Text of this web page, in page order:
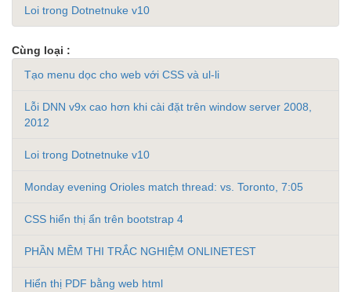
Loi trong Dotnetnuke v10
Cùng loại :
Tạo menu dọc cho web với CSS và ul-li
Lỗi DNN v9x cao hơn khi cài đặt trên window server 2008,
2012
Loi trong Dotnetnuke v10
Monday evening Orioles match thread: vs. Toronto, 7:05
CSS hiển thị ẩn trên bootstrap 4
PHẦN MỀM THI TRẮC NGHIỆM ONLINETEST
Hiển thị PDF bằng web html